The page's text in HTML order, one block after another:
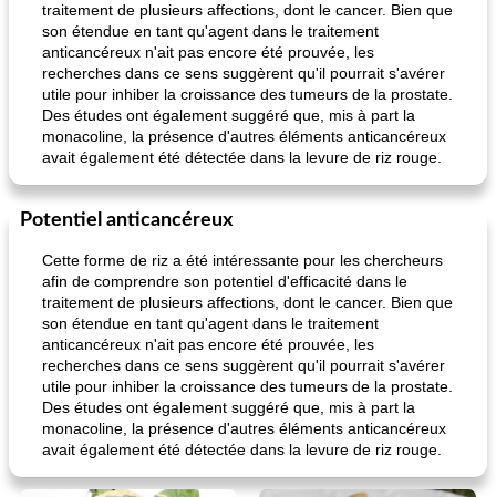
traitement de plusieurs affections, dont le cancer. Bien que
son étendue en tant qu'agent dans le traitement
anticancéreux n'ait pas encore été prouvée, les
recherches dans ce sens suggèrent qu'il pourrait s'avérer
utile pour inhiber la croissance des tumeurs de la prostate.
Des études ont également suggéré que, mis à part la
monacoline, la présence d'autres éléments anticancéreux
avait également été détectée dans la levure de riz rouge.
Potentiel anticancéreux
Cette forme de riz a été intéressante pour les chercheurs
afin de comprendre son potentiel d'efficacité dans le
traitement de plusieurs affections, dont le cancer. Bien que
son étendue en tant qu'agent dans le traitement
anticancéreux n'ait pas encore été prouvée, les
recherches dans ce sens suggèrent qu'il pourrait s'avérer
utile pour inhiber la croissance des tumeurs de la prostate.
Des études ont également suggéré que, mis à part la
monacoline, la présence d'autres éléments anticancéreux
avait également été détectée dans la levure de riz rouge.